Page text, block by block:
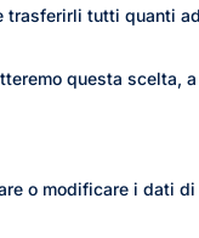
trasferirli tutti quanti
questa scelta, a
o modificare i dati di